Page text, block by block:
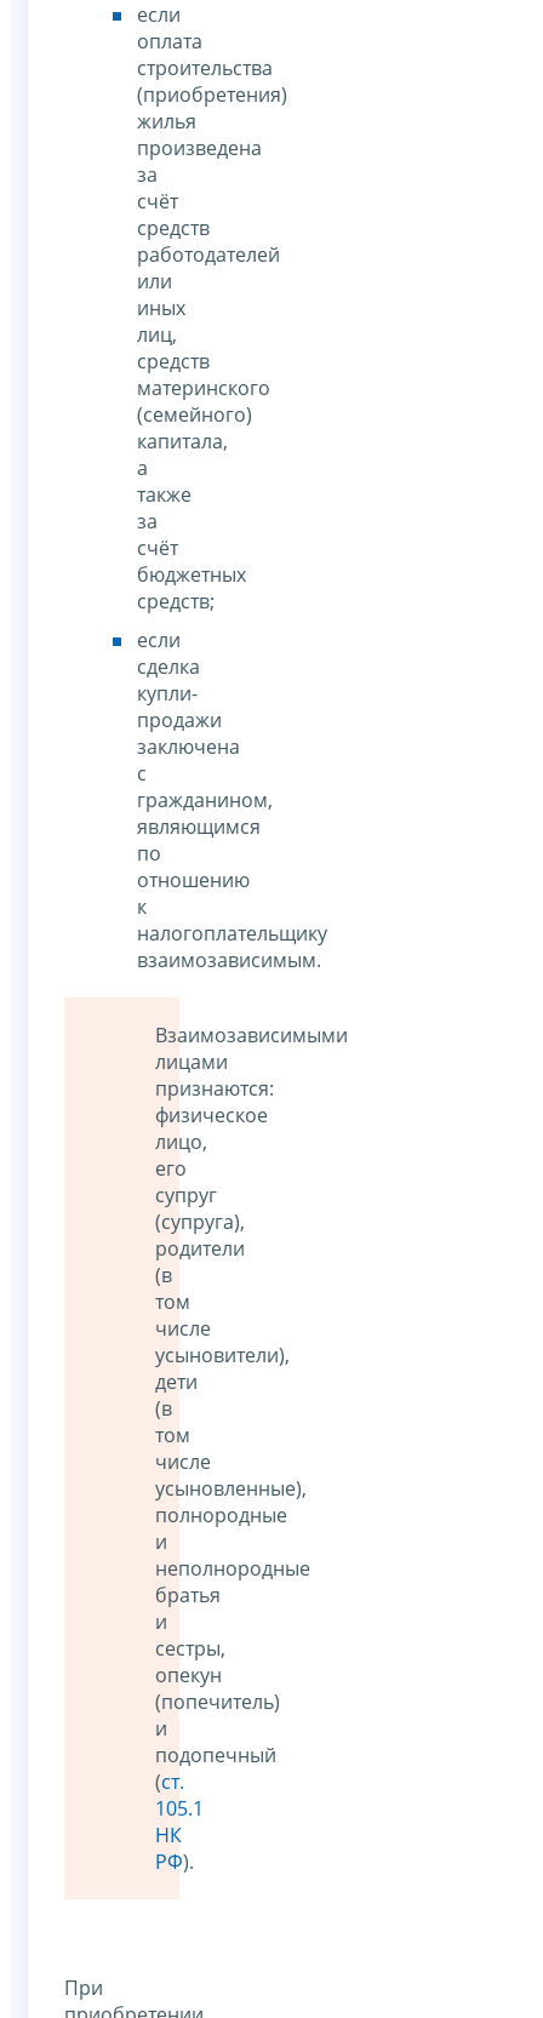
если
оплата
строительства
(приобретения)
жилья
произведена
за
счёт
средств
работодателей
или
иных
лиц,
средств
материнского
(семейного)
капитала,
а
также
за
счёт
бюджетных
средств;
если
сделка
купли-
продажи
заключена
с
гражданином,
являющимся
по
отношению
к
налогоплательщику
взаимозависимым.
Взаимозависимыми
лицами
признаются:
физическое
лицо,
его
супруг
(супруга),
родители
(в
том
числе
усыновители),
дети
(в
том
числе
усыновленные),
полнородные
и
неполнородные
братья
и
сестры,
опекун
(попечитель)
и
подопечный
(ст.
105.1
НК
РФ).
При